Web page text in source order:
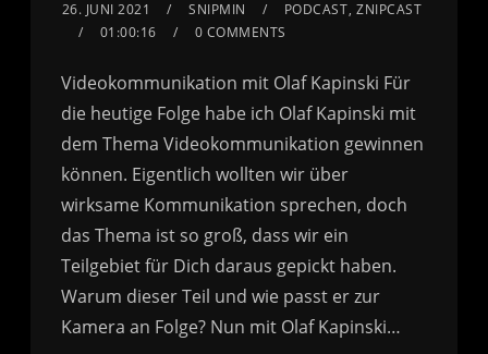
26. JUNI 2021 SNIPMIN PODCAST,ZNIPCAST
01:00:16
0 COMMENTS
Videokommunikation mit Olaf Kapinski Für
die heutige Folge habe ich Olaf Kapinski mit
dem Thema Videokommunikation gewinnen
können. Eigentlich wollten wir über
wirksame Kommunikation sprechen, doch
das Thema ist so groß, dass wir ein
Teilgebiet für Dich daraus gepickt haben.
Warum dieser Teil und wie passt er zur
Kamera an Folge? Nun mit Olaf Kapinski…